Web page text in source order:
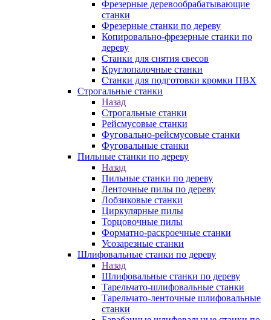
Фрезерные деревообрабатывающие
станки
Фрезерные станки по дереву
Копировально-фрезерные станки по
дереву
Станки для снятия свесов
Круглопалочные станки
Станки для подготовки кромки ПВХ
Строгальные станки
Назад
Строгальные станки
Рейсмусовые станки
Фуговально-рейсмусовые станки
Фуговальные станки
Пильные станки по дереву
Назад
Пильные станки по дереву
Ленточные пилы по дереву
Лобзиковые станки
Циркулярные пилы
Торцовочные пилы
Форматно-раскроечные станки
Усозарезные станки
Шлифовальные станки по дереву
Назад
Шлифовальные станки по дереву
Тарельчато-шлифовальные станки
Тарельчато-ленточные шлифовальные
станки